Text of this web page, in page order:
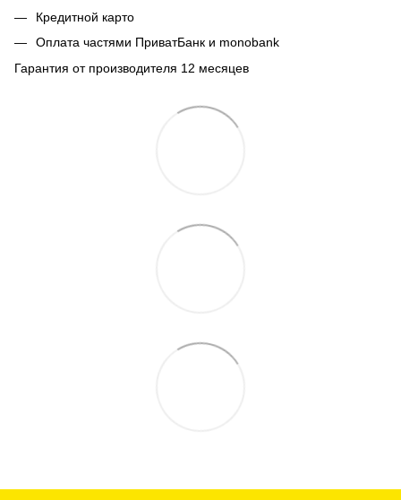
Кредитной карто
Оплата частями ПриватБанк и monobank
Гарантия от производителя 12 месяцев